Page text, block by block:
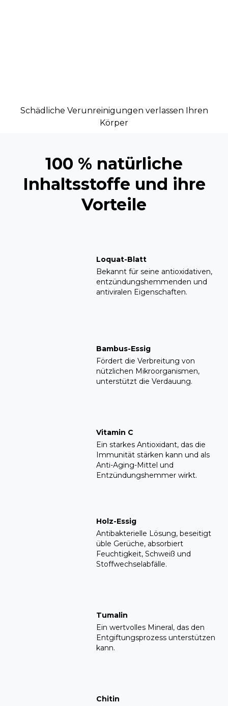
Schädliche Verunreinigungen verlassen Ihren
Körper
100 % natürliche
Inhaltsstoffe und ihre
Vorteile
Loquat-Blatt
Bekannt für seine antioxidativen,
entzündungshemmenden und
antiviralen Eigenschaften.
Bambus-Essig
Fördert die Verbreitung von
nützlichen Mikroorganismen,
unterstützt die Verdauung.
Vitamin C
Ein starkes Antioxidant, das die
Immunität stärken kann und als
Anti-Aging-Mittel und
Entzündungshemmer wirkt.
Holz-Essig
Antibakterielle Lösung, beseitigt
üble Gerüche, absorbiert
Feuchtigkeit, Schweiß und
Stoffwechselabfälle.
Tumalin
Ein wertvolles Mineral, das den
Entgiftungsprozess unterstützen
kann.
Chitin